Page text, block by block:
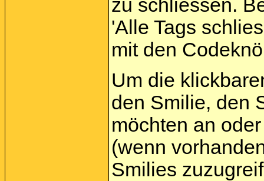
zu schliessen.
'Alle Tags
mit den
Um die
den Smilie, den
möchten an
(wenn
Smilies